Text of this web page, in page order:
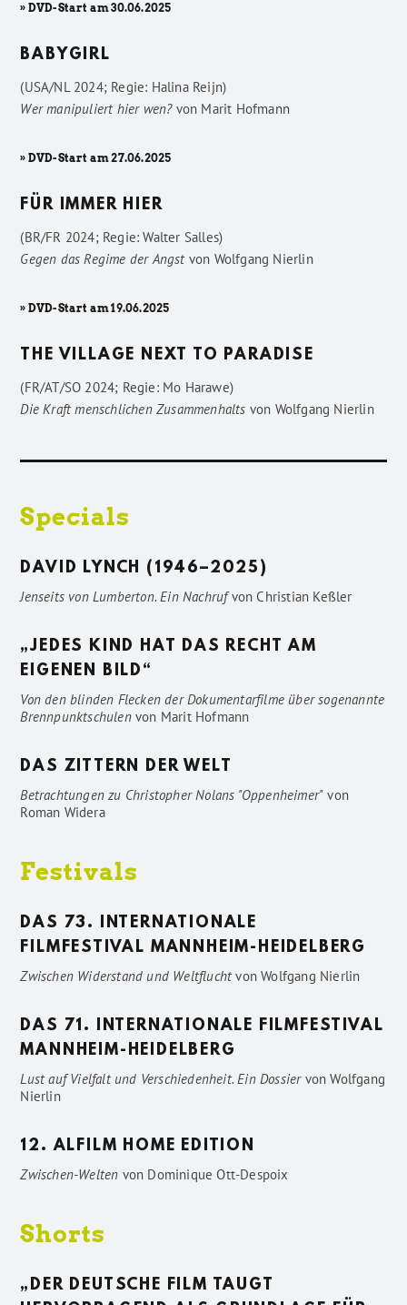
» DVD-Start am 30.06.2025
BABYGIRL
(USA/NL 2024; Regie: Halina Reijn)
Wer manipuliert hier wen?von Marit Hofmann
» DVD-Start am 27.06.2025
FÜR IMMER HIER
(BR/FR 2024; Regie: Walter Salles)
Gegen das Regime der Angstvon Wolfgang Nierlin
» DVD-Start am 19.06.2025
THE VILLAGE NEXT TO PARADISE
(FR/AT/SO 2024; Regie: Mo Harawe)
Die Kraft menschlichen Zusammenhalts von Wolfgang Nierlin
Specials
DAVID LYNCH (1946–2025)
Jenseits von Lumberton. Ein NachrufvonChristian Keßler
„JEDES KIND HAT DAS RECHT AM
EIGENEN BILD“
Von den blinden Flecken der Dokumentarfilme über sogenannte
Brennpunktschulenvon Marit Hofmann
DAS ZITTERN DER WELT
Betrachtungen zu Christopher Nolans "Oppenheimer" von
Roman Widera
Festivals
DAS 73. INTERNATIONALE
FILMFESTIVAL MANNHEIM-HEIDELBERG
Zwischen Widerstand und WeltfluchtvonWolfgang Nierlin
DAS 71. INTERNATIONALE FILMFESTIVAL
MANNHEIM-HEIDELBERG
Lust auf Vielfalt und Verschiedenheit. Ein DossiervonWolfgang
Nierlin
12. ALFILM HOME EDITION
Zwischen-Welten von Dominique Ott-Despoix
Shorts
„DER DEUTSCHE FILM TAUGT